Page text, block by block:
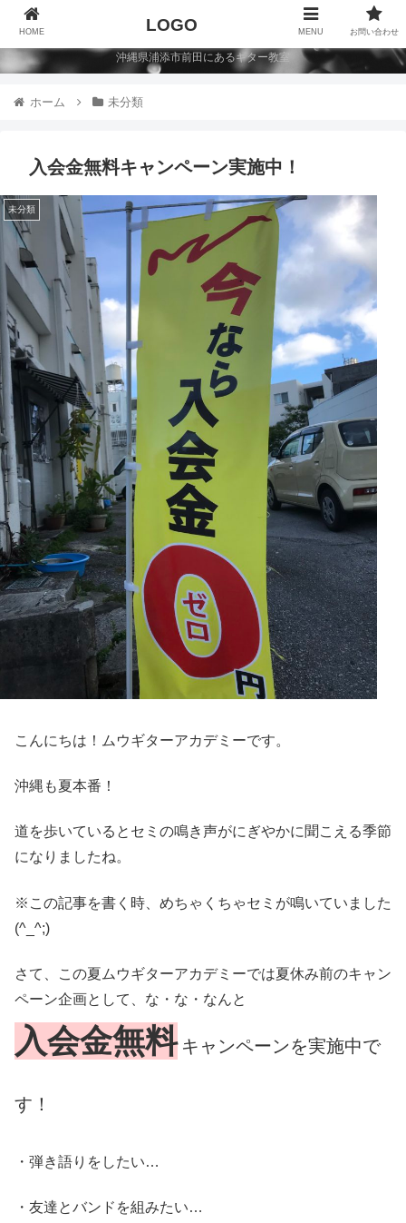
沖縄県浦添市前田にあるギター教室
ホーム 未分類
入会金無料キャンペーン実施中！
未分類
こんにちは！ムウギターアカデミーです。
沖縄も夏本番！
道を歩いているとセミの鳴き声がにぎやかに聞こえる季節
になりましたね。
※この記事を書く時、めちゃくちゃセミが鳴いていました
(^_^;)
さて、この夏ムウギターアカデミーでは夏休み前のキャン
ペーン企画として、な・な・なんと
入会金無料 キャンペーンを実施中で
す！
・弾き語りをしたい…
・友達とバンドを組みたい…
HOME LOGO MENU お問い合わせ